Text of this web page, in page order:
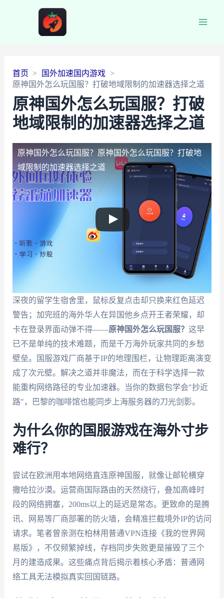
首页
国外加速国内游戏
原神国外怎么玩国服？打破地域限制的加速器选择之道
原神国外怎么玩国服？打破
地域限制的加速器选择之道
原神国外怎么玩国服？ 原神国外怎么玩国服？打破地
域限制的加速器选择之道
深夜的留学生宿舍里，鼠标反复点击却只换来红色延迟
警告；加完班的海外华人在异国他乡点开王者荣耀，却
卡在登录界面动弹不得——原神国外怎么玩国服？ 这早
已不是单纯的技术难题，而是千万海外玩家共同的乡愁
壁垒。国服游戏厂商基于IP的地理围栏，让物理距离演变
成了次元壁。解决之道并非魔法，而在于科学选择一款
能重构网络路径的专业加速器。当你的数据包学会"抄近
路"，巴黎的咖啡馆也能同步上海服务器的刀光剑影。
为什么你的国服游戏在海外寸步
难行？
尝试在欧洲用本地网络直连原神国服，就像让邮轮横穿
撒哈拉沙漠。运营商国际路由的天然绕行，叠加高峰时
段的网络拥塞，200ms以上的延迟是常态。更致命的是腾
讯、网易等厂商部署的防火墙，会精准拦截境外IP的访问
请求。笔者曾亲测在柏林用普通VPN连接《我的世界网
易版》，不仅频繁掉线，存档同步失败更是摧毁了三个
月的建造成果。这些痛点背后揭示着核心矛盾：普通网
络工具无法模拟真实回国链路。